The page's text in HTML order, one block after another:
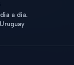
a dia.